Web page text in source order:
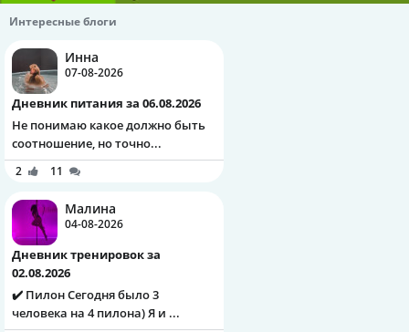
Интересные блоги
Инна
07-08-2026
Дневник питания за 06.08.2026
Не понимаю какое должно быть
соотношение, но точно...
2 11
Малина
04-08-2026
Дневник тренировок за
02.08.2026
✔️ Пилон Сегодня было 3
человека на 4 пилона) Я и ...